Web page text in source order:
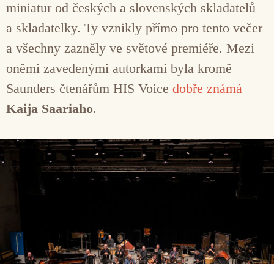
miniatur od českých a slovenských skladatelů
a skladatelky. Ty vznikly přímo pro tento večer
a všechny zazněly ve světové premiéře. Mezi
oněmi zavedenými autorkami byla kromě
Saunders čtenářům HIS Voice dobře známá
Kaija Saariaho.